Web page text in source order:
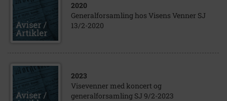
2020
Generalforsamling hos Visens Venner SJ
13/2-2020
2023
Visevenner med koncert og
generalforsamling SJ 9/2-2023